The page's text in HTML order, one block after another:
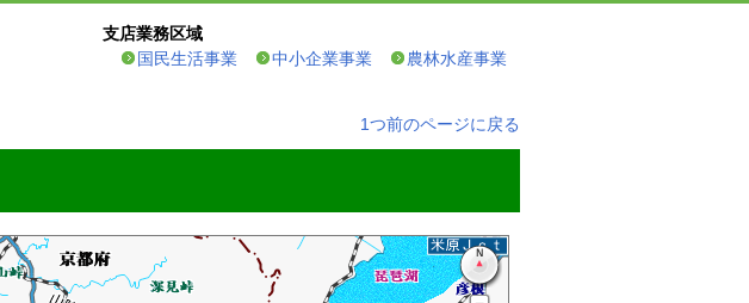
支店業務区域
国民生活事業
中小企業事業 農林水産事業
1つ前のページに戻る